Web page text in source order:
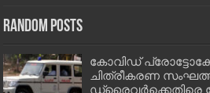
Random Posts
കോവിഡ്
ചിത്രീകരണ
ഡ്രൈവര്‍ക്കെതിരെ